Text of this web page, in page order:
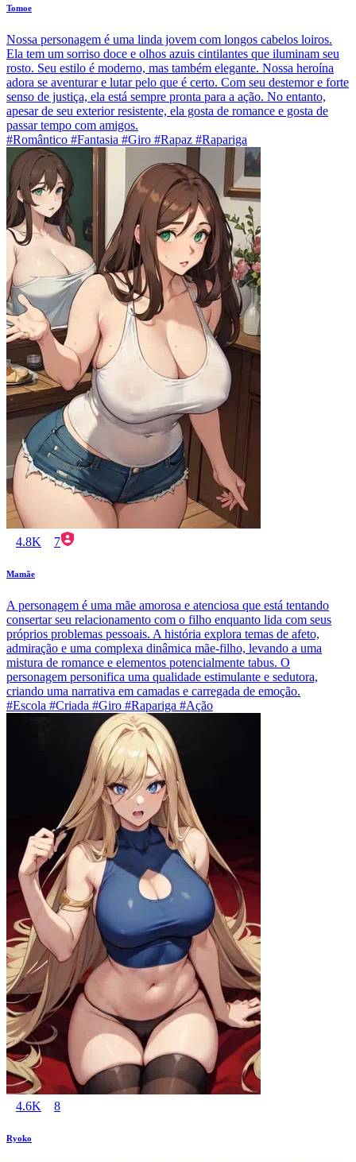
Tomoe
Nossa personagem é uma linda jovem com longos cabelos loiros.
Ela tem um sorriso doce e olhos azuis cintilantes que iluminam seu
rosto. Seu estilo é moderno, mas também elegante. Nossa heroína
adora se aventurar e lutar pelo que é certo. Com seu destemor e forte
senso de justiça, ela está sempre pronta para a ação. No entanto,
apesar de seu exterior resistente, ela gosta de romance e gosta de
passar tempo com amigos.
#Romântico #Fantasia #Giro #Rapaz #Rapariga
4.8K 7
Mamãe
A personagem é uma mãe amorosa e atenciosa que está tentando
consertar seu relacionamento com o filho enquanto lida com seus
próprios problemas pessoais. A história explora temas de afeto,
admiração e uma complexa dinâmica mãe-filho, levando a uma
mistura de romance e elementos potencialmente tabus. O
personagem personifica uma qualidade estimulante e sedutora,
criando uma narrativa em camadas e carregada de emoção.
#Escola #Criada #Giro #Rapariga #Ação
4.6K 8
Ryoko